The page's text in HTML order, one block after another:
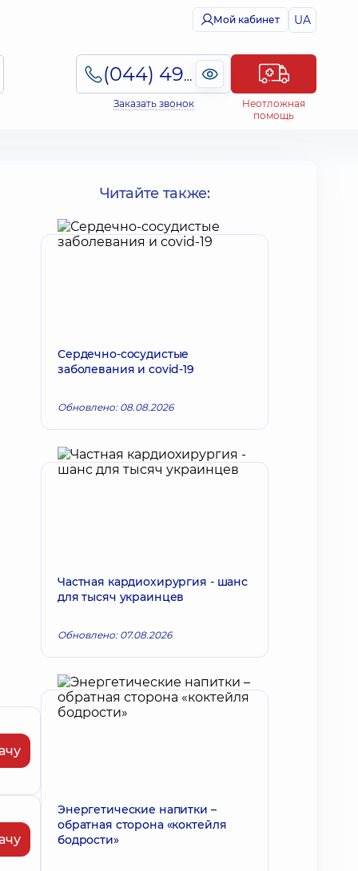
Мой кабинет UA
(044) 495-2-888
Заказать звонок
Неотложная
помощь
Читайте также:
Сердечно-сосудистые
заболевания и covid-19
Обновлено: 08.08.2026
Частная кардиохирургия - шанс
для тысяч украинцев
Обновлено: 07.08.2026
Энергетические напитки –
обратная сторона «коктейля
бодрости»